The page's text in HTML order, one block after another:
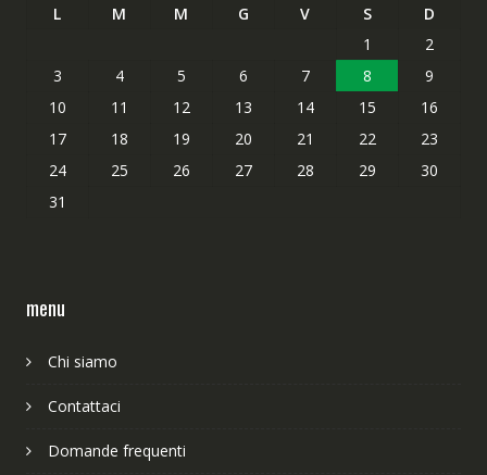
L M M G V S
D
1
2
3
4 5 6 7 8
9
10
11 12 13 14 15
16
17
18 19 20 21 22
23
24
25 26 27 28 29
30
31
menu
Chi siamo
Contattaci
Domande frequenti